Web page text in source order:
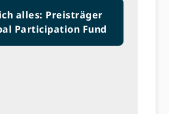
alles: Preisträger
Participation Fund